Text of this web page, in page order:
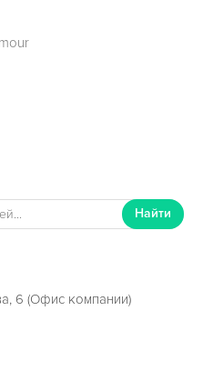
Найти
6 (Офис компании)